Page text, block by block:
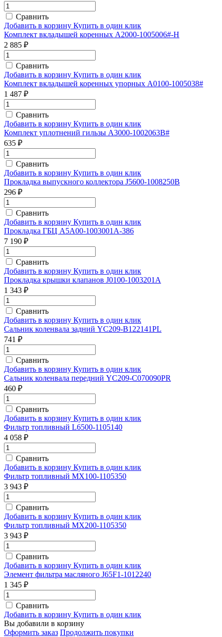
Сравнить
Добавить в корзину Купить в один клик
Комплект вкладышей коренных A2000-1005006#-H
2 885 ₽
Сравнить
Добавить в корзину Купить в один клик
Комплект вкладышей коренных упорных A0100-1005038#
1 487 ₽
Сравнить
Добавить в корзину Купить в один клик
Комплект уплотнений гильзы A3000-1002063B#
635 ₽
Сравнить
Добавить в корзину Купить в один клик
Прокладка выпускного коллектора J5600-1008250B
296 ₽
Сравнить
Добавить в корзину Купить в один клик
Прокладка ГБЦ A5A00-1003001A-386
7 190 ₽
Сравнить
Добавить в корзину Купить в один клик
Прокладка крышки клапанов J0100-1003201A
1 343 ₽
Сравнить
Добавить в корзину Купить в один клик
Сальник коленвала задний YC209-B122141PL
741 ₽
Сравнить
Добавить в корзину Купить в один клик
Сальник коленвала передний YC209-C070090PR
460 ₽
Сравнить
Добавить в корзину Купить в один клик
Фильтр топливный L6500-1105140
4 058 ₽
Сравнить
Добавить в корзину Купить в один клик
Фильтр топливный MX100-1105350
3 943 ₽
Сравнить
Добавить в корзину Купить в один клик
Фильтр топливный MX200-1105350
3 943 ₽
Сравнить
Добавить в корзину Купить в один клик
Элемент фильтра масляного J65F1-1012240
1 345 ₽
Сравнить
Добавить в корзину Купить в один клик
Вы добавили в корзину
Оформить заказ Продолжить покупки